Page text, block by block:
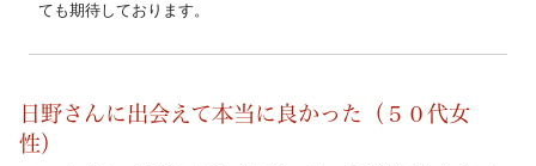
ても期待しております。
日野さんに出会えて本当に良かった（５０代女
性）